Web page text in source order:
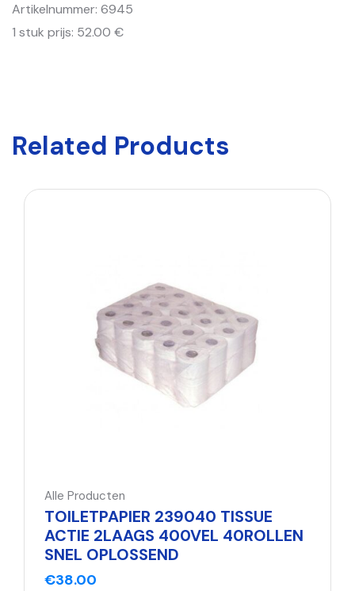
Artikelnummer: 6945
1 stuk prijs: 52.00 €
Related Products
Alle Producten
TOILETPAPIER 239040 TISSUE
ACTIE 2LAAGS 400VEL 40ROLLEN
SNEL OPLOSSEND
€38.00